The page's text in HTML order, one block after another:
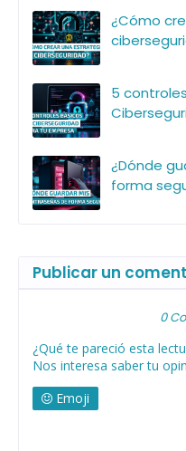
¿Cómo
5
¿Dónde
forma
Publicar un
0
¿Qué te pareció esta
Nos interesa saber tu
Emoji